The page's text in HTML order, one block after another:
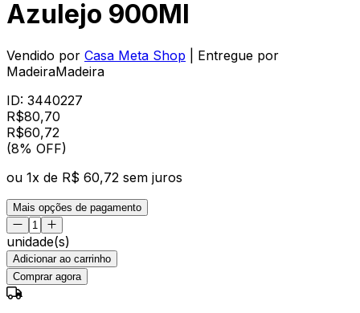
Azulejo 900Ml
Vendido por Casa Meta Shop
| Entregue por
MadeiraMadeira
ID: 3440227
R$80,70
R$60,72
(8% OFF)
ou 1x de R$ 60,72 sem juros
Mais opções de pagamento
unidade(s)
Adicionar ao carrinho
Comprar agora